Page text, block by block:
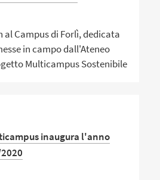
al Campus di Forlì, dedicata
in campo dall'Ateneo
Multicampus Sostenibile
inaugura l'anno